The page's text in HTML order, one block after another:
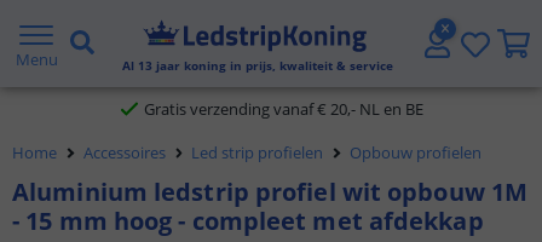
Menu Al 13 jaar koning in prijs, kwaliteit & service
5 jaar garantie
Gratis verzending vanaf € 20,- NL en BE
Klantbeoordeling 9.1
Voor 23:45 uur besteld,morgen in huis
Home Accessoires Led strip profielen Opbouw profielen
Aluminium ledstrip profiel wit opbouw 1M
- 15 mm hoog - compleet met afdekkap